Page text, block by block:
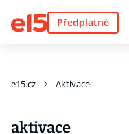
Předplatné
e15.cz Aktivace
aktivace